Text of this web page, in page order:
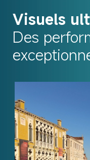
Visuels
Des